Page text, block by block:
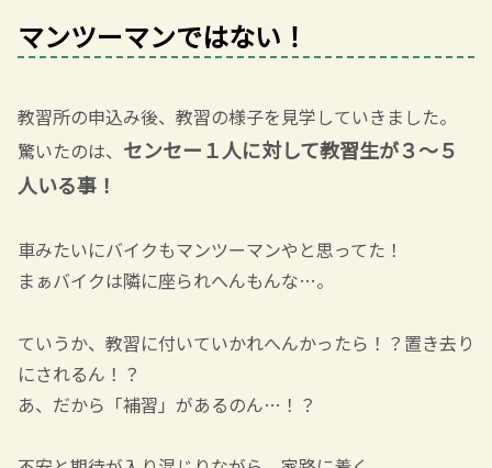
マンツーマンではない！
教習所の申込み後、教習の様子を見学していきました。
驚いたのは、 センセー１人に対して教習生が３～５
人いる事 ！
車みたいにバイクもマンツーマンやと思ってた！
まぁバイクは隣に座られへんもんな…。
ていうか、教習に付いていかれへんかったら！？置き去り
にされるん！？
あ、だから「補習」があるのん…！？